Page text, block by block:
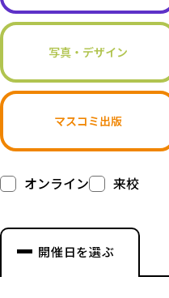
写真・デザイン
マスコミ出版
オンライン 来校
開催日を選ぶ